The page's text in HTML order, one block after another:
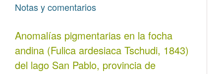
Notas y comentarios
Anomalías pigmentarias en la focha
andina (Fulica ardesiaca Tschudi, 1843)
del lago San Pablo, provincia de